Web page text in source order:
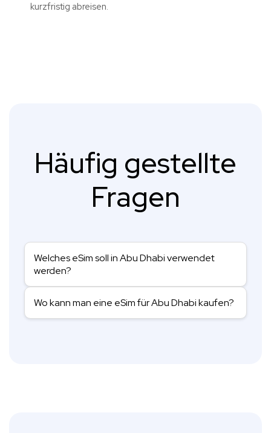
kurzfristig abreisen.
Häufig gestellte
Fragen
Welches eSim soll in Abu Dhabi verwendet
werden?
Wo kann man eine eSim für Abu Dhabi kaufen?